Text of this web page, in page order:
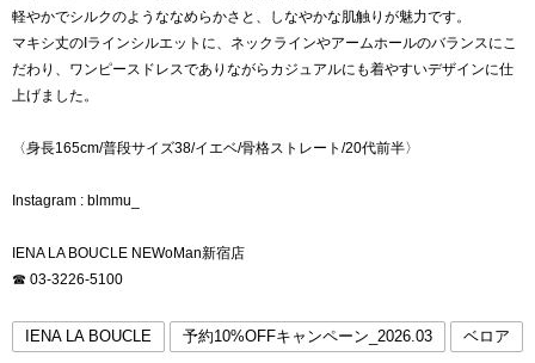
軽やかでシルクのようななめらかさと、しなやかな肌触りが魅力です。
マキシ丈のIラインシルエットに、ネックラインやアームホールのバランスにこ
だわり、ワンピースドレスでありながらカジュアルにも着やすいデザインに仕
上げました。
〈身長165cm/普段サイズ38/イエベ/骨格ストレート/20代前半〉
Instagram : blmmu_
IENA LA BOUCLE NEWoMan新宿店
☎︎ 03-3226-5100
IENA LA BOUCLE 予約10%OFFキャンペーン_2026.03 ベロア